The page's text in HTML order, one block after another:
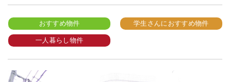
おすすめ物件 学生さんにおすすめ物件
一人暮らし物件